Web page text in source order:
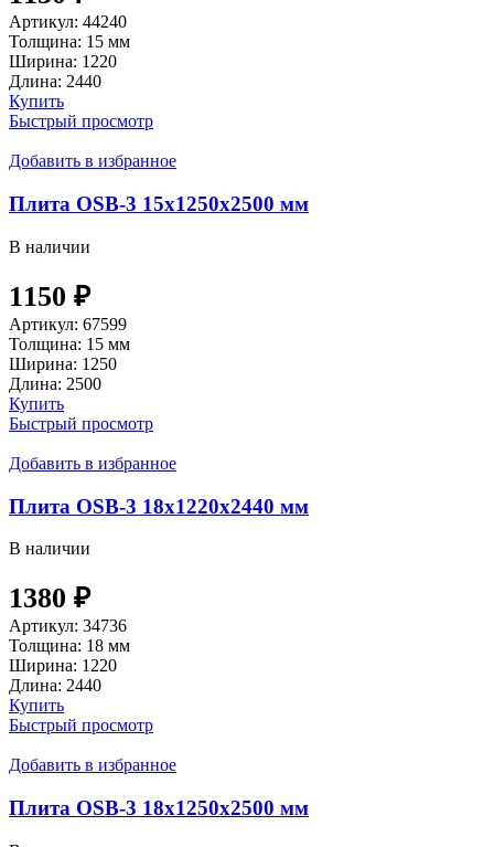
Артикул: 44240
Толщина: 15 мм
Ширина: 1220
Длина: 2440
Купить
Быстрый просмотр
Добавить в избранное
Плита OSB-3 15х1250х2500 мм
В наличии
1150 ₽
Артикул: 67599
Толщина: 15 мм
Ширина: 1250
Длина: 2500
Купить
Быстрый просмотр
Добавить в избранное
Плита OSB-3 18х1220х2440 мм
В наличии
1380 ₽
Артикул: 34736
Толщина: 18 мм
Ширина: 1220
Длина: 2440
Купить
Быстрый просмотр
Добавить в избранное
Плита OSB-3 18х1250х2500 мм